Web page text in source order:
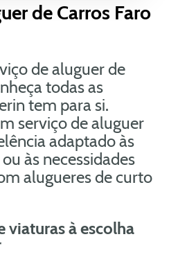
de Carros Faro
de aluguer de
todas as
tem para si.
serviço de aluguer
adaptado às
às necessidades
alugueres de curto
viaturas à escolha